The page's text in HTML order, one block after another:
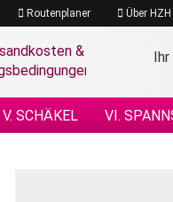
Routenplaner Über
Ihr
V. SCHÄKEL VI.